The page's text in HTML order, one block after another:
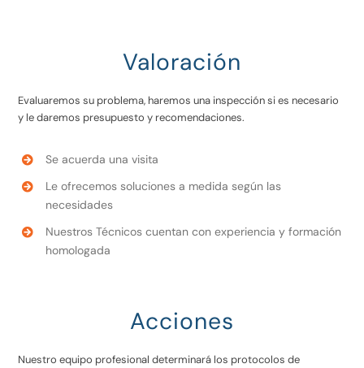
Valoración
Evaluaremos su problema, haremos una inspección si es necesario
y le daremos presupuesto y recomendaciones.
Se acuerda una visita
Le ofrecemos soluciones a medida según las
necesidades
Nuestros Técnicos cuentan con experiencia y formación
homologada
Acciones
Nuestro equipo profesional determinará los protocolos de